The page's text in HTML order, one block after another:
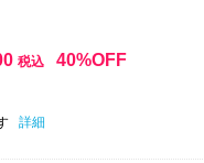
税込 40%OFF
詳細